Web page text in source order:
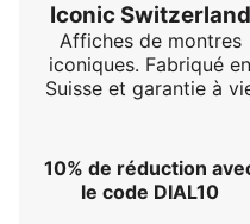
Iconic Switzerland
Affiches de montres
iconiques. Fabriqué en
Suisse et garantie à
10% de réduction
le code DIAL10